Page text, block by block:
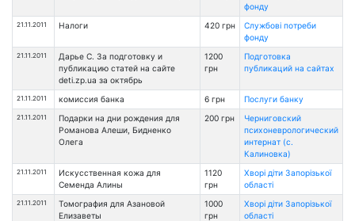
фонду
21.11.2011 Налоги 420 грн
Службові потреби
фонду
21.11.2011
Дарье С. За подготовку и
публикацию статей на сайте
deti.zp.ua за октябрь
1200
грн
Подготовка
публикаций на сайтах
21.11.2011 комиссия банка 6 грн Послуги банку
21.11.2011
Подарки на дни рождения для
Романова Алеши, Бидненко
Олега
200 грн
Черниговский
психоневрологический
интернат (с.
Калиновка)
21.11.2011
Искусственная кожа для
Семенда Алины
1120
грн
Хворі діти Запорізької
області
21.11.2011
Томография для Азановой
Елизаветы
1000
грн
Хворі діти Запорізької
області